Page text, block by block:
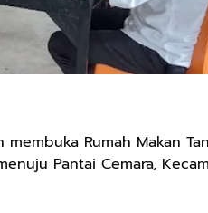
Rumah Makan
Pantai Cemara,